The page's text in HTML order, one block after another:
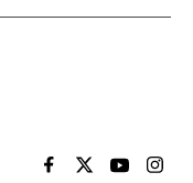
EL PAÍS BRASIL EN
EL PAÍSEL PAÍS
EL